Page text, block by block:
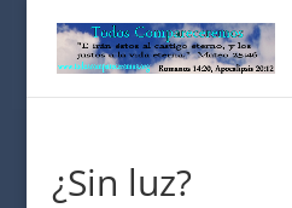
¿Sin luz?